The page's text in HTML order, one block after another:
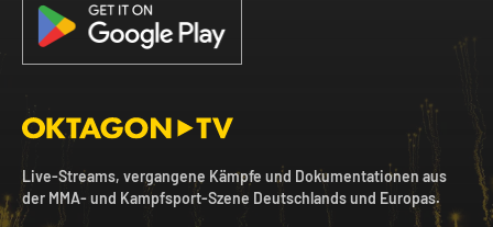
Live-Streams, vergangene Kämpfe und Dokumentationen aus
der MMA- und Kampfsport-Szene Deutschlands und Europas.